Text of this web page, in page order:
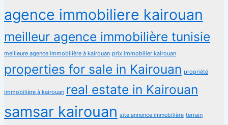
agence immobiliere kairouan
meilleur agence immobilière tunisie
meilleure agence immobilière à kairouan prix immobilier kairouan
properties for sale in Kairouan propriété
immobilière à kairouan real estate in Kairouan
samsar kairouan site annonce immobilière terrain